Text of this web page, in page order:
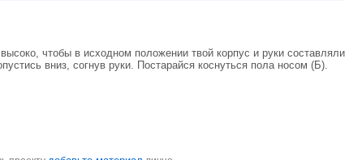
чтобы в исходном положении твой корпус и руки составляли
вниз, согнув руки. Постарайся коснуться пола носом (Б).